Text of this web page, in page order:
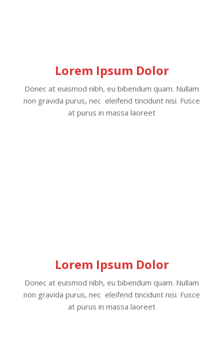
Lorem Ipsum Dolor
Donec at euismod nibh, eu bibendum quam. Nullam
non gravida purus, nec eleifend tincidunt nisi. Fusce
at purus in massa laoreet
Lorem Ipsum Dolor
Donec at euismod nibh, eu bibendum quam. Nullam
non gravida purus, nec eleifend tincidunt nisi. Fusce
at purus in massa laoreet